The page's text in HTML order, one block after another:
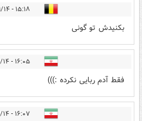
۱۵:۱۸ - ۱۴۰۱/۰۹/۱۴
بکنیدش تو گونی
۱۶:۰۵ - ۱۴۰۱/۰۹/۱۴
فقط آدم ربایی نکرده :)))
۱۶:۰۷ - ۱۴۰۱/۰۹/۱۴